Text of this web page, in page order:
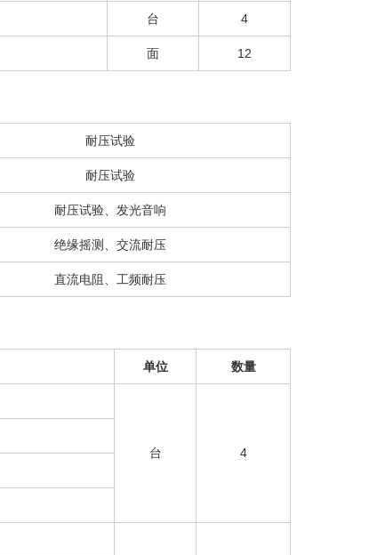
台 4
面 12
耐压试验
耐压试验
耐压试验、发光音响
绝缘摇测、交流耐压
直流电阻、工频耐压
单位 数量
台 4